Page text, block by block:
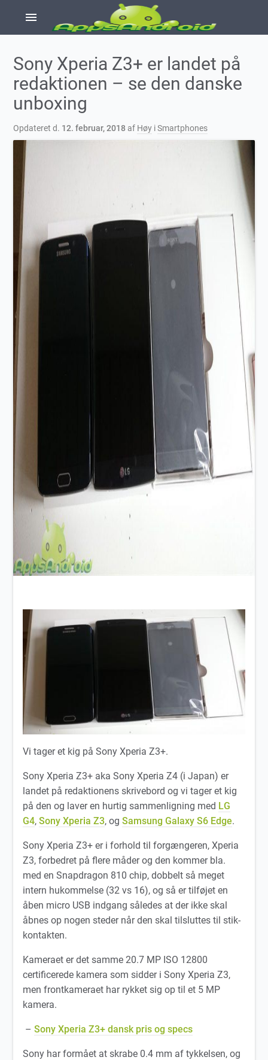
menu
Sony Xperia Z3+ er landet på
redaktionen – se den danske
unboxing
Opdateret d. 12. februar, 2018 af Høy iSmartphones
Vi tager et kig på Sony Xperia Z3+.
Sony Xperia Z3+ aka Sony Xperia Z4 (i Japan) er
landet på redaktionens skrivebord og vi tager et kig
på den og laver en hurtig sammenligning med LG
G4,Sony Xperia Z3, ogSamsung Galaxy S6 Edge.
Sony Xperia Z3+ er i forhold til forgængeren, Xperia
Z3, forbedret på flere måder og den kommer bla.
med en Snapdragon 810 chip, dobbelt så meget
intern hukommelse (32 vs 16), og så er tilføjet en
åben micro USB indgang således at der ikke skal
åbnes op nogen steder når den skal tilsluttes til stik-
kontakten.
Kameraet er det samme 20.7 MP ISO 12800
certificerede kamera som sidder i Sony Xperia Z3,
men frontkameraet har rykket sig op til et 5 MP
kamera.
–Sony Xperia Z3+ dansk pris og specs
Sony har formået at skrabe 0.4 mm af tykkelsen, og